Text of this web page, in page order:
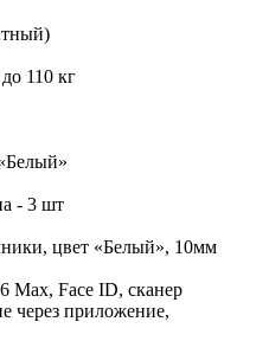
110 кг
- 3 шт
цвет «Белый», 10мм
Face ID, сканер
через приложение,